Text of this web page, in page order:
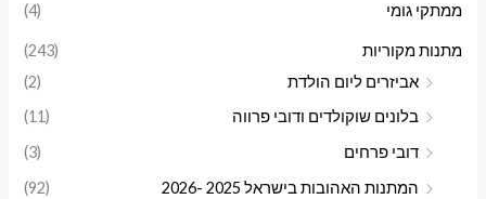
ממתקי גומי (4)
מתנות מקוריות
(243)
אביזרים ליום הולדת
(2)
בלונים שוקולדים ודובי פרווה
(11)
דובי פרחים
(3)
המתנות האהובות בישראל 2025 -2026
(92)